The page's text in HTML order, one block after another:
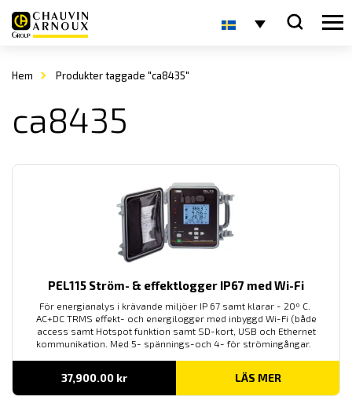
Hem Produkter taggade "ca8435"
ca8435
PEL115 Ström- & effektlogger IP67 med Wi-Fi
För energianalys i krävande miljöer IP 67 samt klarar - 20º C.
AC+DC TRMS effekt- och energilogger med inbyggd Wi-Fi (både
access samt Hotspot funktion samt SD-kort, USB och Ethernet
kommunikation. Med 5- spännings-och 4- för strömingångar.
37,900.00 kr LÄS MER